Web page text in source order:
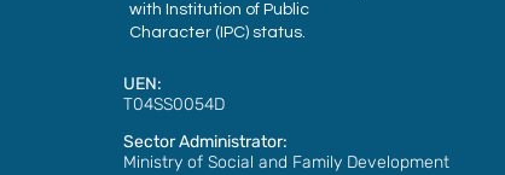
with Institution of Public
Character (IPC) status.
UEN:
T04SS0054D
Sector Administrator:
Ministry of Social and Family Development